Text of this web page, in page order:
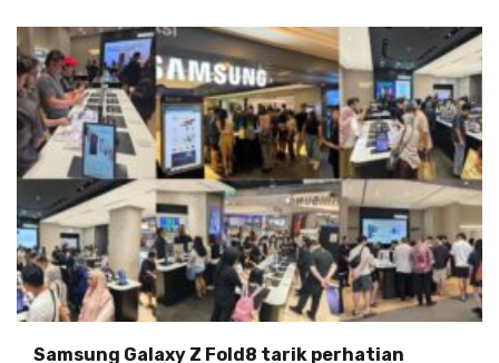
Samsung Galaxy Z Fold8 tarik perhatian